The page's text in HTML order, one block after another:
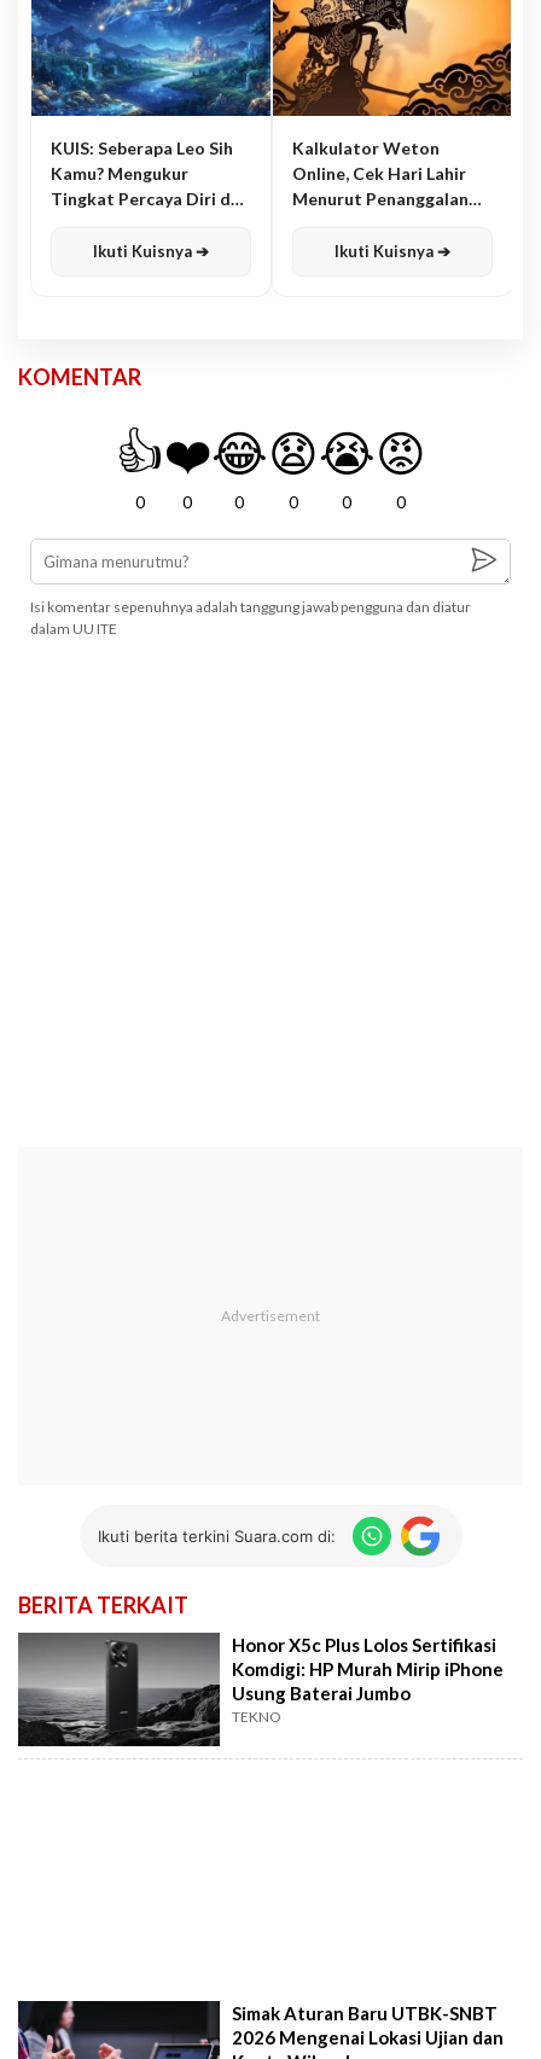
KUIS: Seberapa Leo Sih
Kamu? Mengukur
Tingkat Percaya Diri dan
Ikuti Kuisnya ➔
Kalkulator Weton
Online, Cek Hari Lahir
Menurut Penanggalan
Ikuti Kuisnya ➔
KOMENTAR
👍
0
❤️
0
😂
0
😧
0
😭
0
😡
0
Isi komentar sepenuhnya adalah tanggung jawab pengguna dan diatur
dalam UU ITE
Ikuti berita terkini Suara.com di:
BERITA TERKAIT
Honor X5c Plus Lolos Sertifikasi
Komdigi: HP Murah Mirip iPhone
Usung Baterai Jumbo
TEKNO
Simak Aturan Baru UTBK-SNBT
2026 Mengenai Lokasi Ujian dan